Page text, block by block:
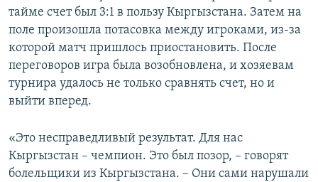
тайме счет был 3:1 в пользу Кыргызстана. Затем на
поле произошла потасовка между игроками, из-за
которой матч пришлось приостановить. После
переговоров игра была возобновлена, и хозяевам
турнира удалось не только сравнять счет, но и
выйти вперед.
«Это несправедливый результат. Для нас
Кыргызстан – чемпион. Это был позор, – говорят
болельщики из Кыргызстана. – Они сами нарушали